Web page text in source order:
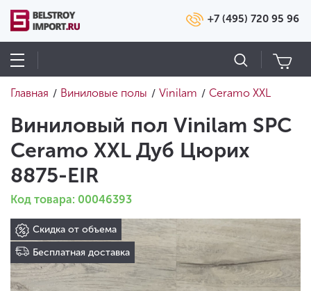
+7 (495) 720 95 96
Главная / Виниловые полы / Vinilam / Ceramo XXL
Виниловый пол Vinilam SPC
Ceramo XXL Дуб Цюрих
8875-EIR
Код товара: 00046393
Скидка от объема
Бесплатная доставка